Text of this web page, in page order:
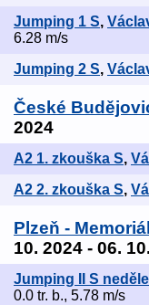
Jumping 1 S,
6.28 m/s
Jumping 2 S,
České
2024
A2 1. zkouška S,
A2 2. zkouška S,
Plzeň -
10. 2024 - 06.
Jumping II S neděle
0.0 tr. b., 5.78 m/s